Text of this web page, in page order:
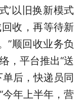
’以旧换新模式
收，再等待新
”顺回收业务负
，平台推出“送
后，快递员同
年上半年，营